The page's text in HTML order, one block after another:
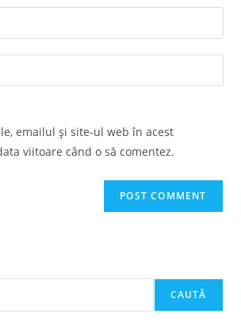
emailul și site-ul web în acest
viitoare când o să comentez.
CAUTĂ